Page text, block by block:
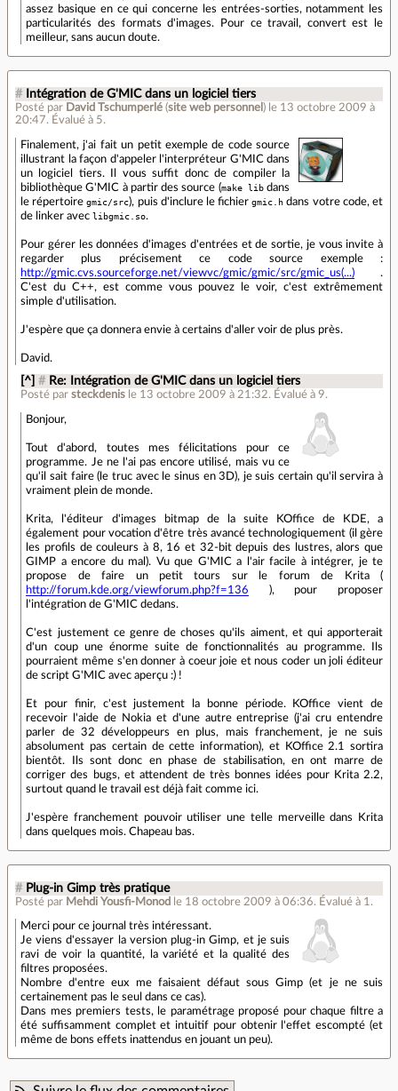
assez basique en ce qui concerne les entrées-sorties, notamment les
particularités des formats d'images. Pour ce travail, convert est le
meilleur, sans aucun doute.
# Intégration de G'MIC dans un logiciel tiers
Posté par David Tschumperlé (site web personnel ) le 13 octobre 2009 à
20:47. Évalué à 5.
Finalement, j'ai fait un petit exemple de code source
illustrant la façon d'appeler l'interpréteur G'MIC dans
un logiciel tiers. Il vous suffit donc de compiler la
bibliothèque G'MIC à partir des source (make libdans
le répertoiregmic/src), puis d'inclure le fichiergmic.h dans votre code, et
de linker avec libgmic.so.
Pour gérer les données d'images d'entrées et de sortie, je vous invite à
regarder plus précisement ce code source exemple :
http://gmic.cvs.sourceforge.net/viewvc/gmic/gmic/src/gmic_us(...) .
C'est du C++, est comme vous pouvez le voir, c'est extrêmement
simple d'utilisation.
J'espère que ça donnera envie à certains d'aller voir de plus près.
David.
[^] # Re: Intégration de G'MIC dans un logiciel tiers
Posté parsteckdenis le 13 octobre 2009 à 21:32. Évalué à9.
Bonjour,
Tout d'abord, toutes mes félicitations pour ce
programme. Je ne l'ai pas encore utilisé, mais vu ce
qu'il sait faire (le truc avec le sinus en 3D), je suis certain qu'il servira à
vraiment plein de monde.
Krita, l'éditeur d'images bitmap de la suite KOffice de KDE, a
également pour vocation d'être très avancé technologiquement (il gère
les profils de couleurs à 8, 16 et 32-bit depuis des lustres, alors que
GIMP a encore du mal). Vu que G'MIC a l'air facile à intégrer, je te
propose de faire un petit tours sur le forum de Krita (
http://forum.kde.org/viewforum.php?f=136
), pour proposer
l'intégration de G'MIC dedans.
C'est justement ce genre de choses qu'ils aiment, et qui apporterait
d'un coup une énorme suite de fonctionnalités au programme. Ils
pourraient même s'en donner à coeur joie et nous coder un joli éditeur
de script G'MIC avec aperçu :) !
Et pour finir, c'est justement la bonne période. KOffice vient de
recevoir l'aide de Nokia et d'une autre entreprise (j'ai cru entendre
parler de 32 développeurs en plus, mais franchement, je ne suis
absolument pas certain de cette information), et KOffice 2.1 sortira
bientôt. Ils sont donc en phase de stabilisation, en ont marre de
corriger des bugs, et attendent de très bonnes idées pour Krita 2.2,
surtout quand le travail est déjà fait comme ici.
J'espère franchement pouvoir utiliser une telle merveille dans Krita
dans quelques mois. Chapeau bas.
# Plug-in Gimp très pratique
Posté par Mehdi Yousfi-Monod le 18 octobre 2009 à 06:36. Évalué à 1 .
Merci pour ce journal très intéressant.
Je viens d'essayer la version plug-in Gimp, et je suis
ravi de voir la quantité, la variété et la qualité des
filtres proposées.
Nombre d'entre eux me faisaient défaut sous Gimp (et je ne suis
certainement pas le seul dans ce cas).
Dans mes premiers tests, le paramétrage proposé pour chaque filtre a
été suffisamment complet et intuitif pour obtenir l'effet escompté (et
même de bons effets inattendus en jouant un peu).